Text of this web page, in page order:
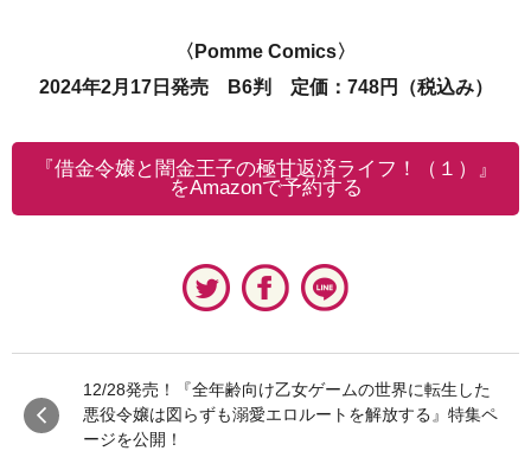
〈Pomme Comics〉
2024年2月17日発売 B6判 定価：748円（税込み）
『借金令嬢と闇金王子の極甘返済ライフ！（１）』
をAmazonで予約する
12/28発売！『全年齢向け乙女ゲームの世界に転生した
悪役令嬢は図らずも溺愛エロルートを解放する』特集ペ
ージを公開！